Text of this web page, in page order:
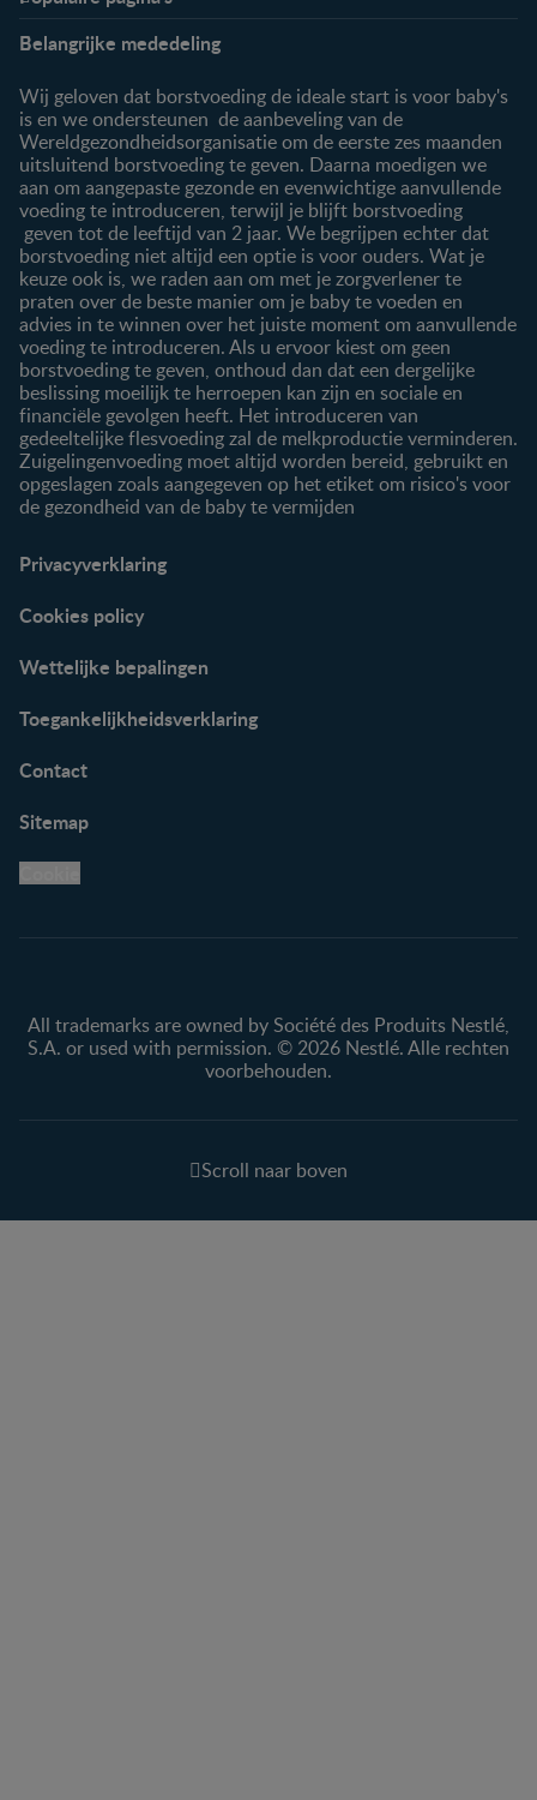
Veelgestelde vragen
Over ons
Contact
Inloggen / inschrijven
Producten
Onze producten
Belangrijke mededeling
Wij geloven dat borstvoeding de ideale start is voor baby's
is en we ondersteunen de aanbeveling van de
Wereldgezondheidsorganisatie om de eerste zes maanden
uitsluitend borstvoeding te geven. Daarna moedigen we
aan om aangepaste gezonde en evenwichtige aanvullende
voeding te introduceren, terwijl je blijft borstvoeding
geven tot de leeftijd van 2 jaar. We begrijpen echter dat
borstvoeding niet altijd een optie is voor ouders. Wat je
keuze ook is, we raden aan om met je zorgverlener te
praten over de beste manier om je baby te voeden en
advies in te winnen over het juiste moment om aanvullende
voeding te introduceren. Als u ervoor kiest om geen
borstvoeding te geven, onthoud dan dat een dergelijke
beslissing moeilijk te herroepen kan zijn en sociale en
financiële gevolgen heeft. Het introduceren van
gedeeltelijke flesvoeding zal de melkproductie verminderen.
Zuigelingenvoeding moet altijd worden bereid, gebruikt en
opgeslagen zoals aangegeven op het etiket om risico's voor
de gezondheid van de baby te vermijden
Privacyverklaring
Cookies policy
Wettelijke bepalingen
Toegankelijkheidsverklaring
Contact
Sitemap
All trademarks are owned by Société des Produits Nestlé,
S.A. or used with permission. © 2026 Nestlé. Alle rechten
voorbehouden.
Scroll naar boven